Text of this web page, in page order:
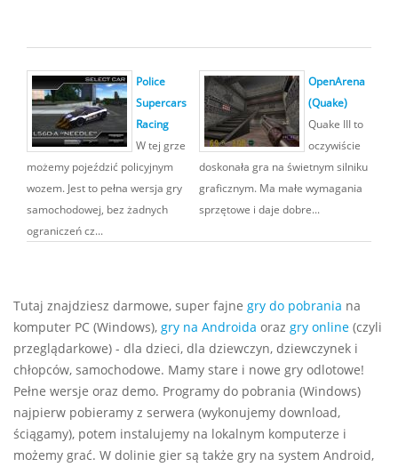
Police
Supercars
Racing
W tej grze
możemy pojeździć policyjnym
wozem. Jest to pełna wersja gry
samochodowej, bez żadnych
ograniczeń cz...
OpenArena
(Quake)
Quake III to
oczywiście
doskonała gra na świetnym silniku
graficznym. Ma małe wymagania
sprzętowe i daje dobre...
Tutaj znajdziesz darmowe, super fajne gry do pobrania na
komputer PC (Windows), gry na Androida oraz gry online (czyli
przeglądarkowe) - dla dzieci, dla dziewczyn, dziewczynek i
chłopców, samochodowe. Mamy stare i nowe gry odlotowe!
Pełne wersje oraz demo. Programy do pobrania (Windows)
najpierw pobieramy z serwera (wykonujemy download,
ściągamy), potem instalujemy na lokalnym komputerze i
możemy grać. W dolinie gier są także gry na system Android,